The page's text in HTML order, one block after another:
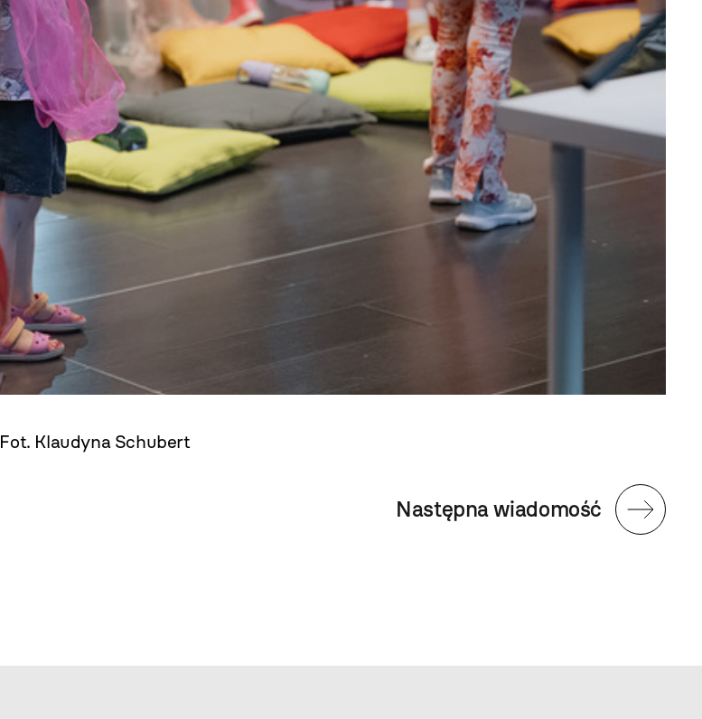
Fot. Klaudyna Schubert
Następna wiadomość